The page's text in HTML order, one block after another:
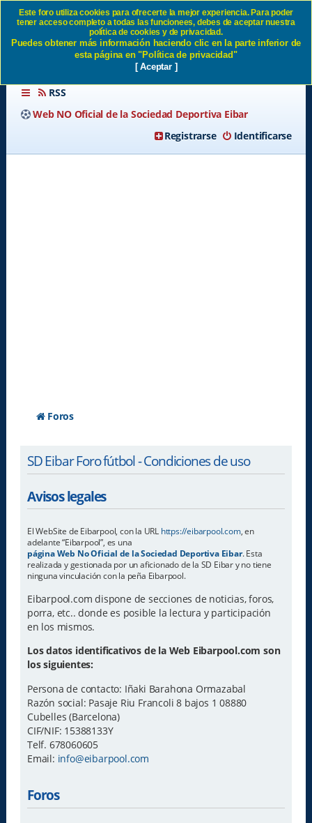
Condiciones de uso SD Eibar
RSS
Web NO Oficial de la Sociedad Deportiva Eibar
Identificarse
Registrarse
Foros
SD Eibar Foro fútbol - Condiciones de uso
Avisos legales
El WebSite de Eibarpool, con la URL https://eibarpool.com, en
adelante “Eibarpool”, es una
página Web No Oficial de la Sociedad Deportiva Eibar. Esta
realizada y gestionada por un aficionado de la SD Eibar y no tiene
ninguna vinculación con la peña Eibarpool.
Eibarpool.com dispone de secciones de noticias, foros,
porra, etc.. donde es posible la lectura y participación
en los mismos.
Los datos identificativos de la Web Eibarpool.com son
los siguientes:
Persona de contacto: Iñaki Barahona Ormazabal
Razón social: Pasaje Riu Francoli 8 bajos 1 08880
Cubelles (Barcelona)
CIF/NIF: 15388133Y
Telf. 678060605
Email: info@eibarpool.com
Foros
Este foro utiliza cookies para ofrecerte la mejor experiencia. Para poder
tener acceso completo a todas las funcionees, debes de aceptar nuestra
política de cookies y de privacidad.
Puedes obtener más información haciendo clic en la parte inferior de
esta página en "Política de privacidad"
[ Aceptar ]